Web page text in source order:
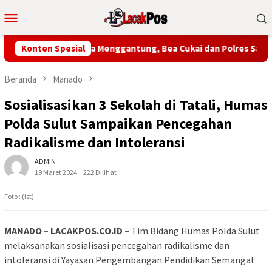
ke
Mobile
Konten Spesial
Tahuna Menggantung, Bea Cukai dan Polres Sangihe
Beranda Manado
Sosialisasikan 3 Sekolah di Tatali, Humas
Polda Sulut Sampaikan Pencegahan
Radikalisme dan Intoleransi
ADMIN
19 Maret 2024
222 Dilihat
Foto : (ist)
MANADO – LACAKPOS.CO.ID – Tim Bidang Humas Polda Sulut
melaksanakan sosialisasi pencegahan radikalisme dan
intoleransi di Yayasan Pengembangan Pendidikan Semangat